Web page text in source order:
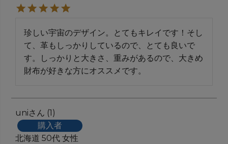
珍しい宇宙のデザイン。とてもキレイです！そし
て、革もしっかりしているので、とても良いで
す。しっかりと大きさ、重みがあるので、大きめ
財布が好きな方にオススメです。
uni
1
購入者
北海道 50代 女性